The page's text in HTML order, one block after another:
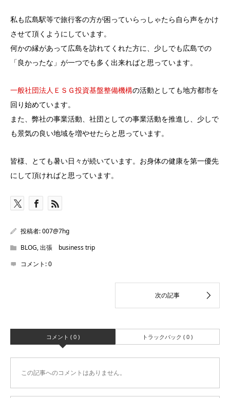
私も広島駅等で旅行客の方が困っていらっしゃたら自ら声をかけ
させて頂くようにしています。
何かの縁があって広島を訪れてくれた方に、少しでも広島での
「良かったな」が一つでも多く出来ればと思っています。
一般社団法人ＥＳＧ投資基盤整備機構の活動としても地方都市を
回り始めています。
また、弊社の事業活動、社団としての事業活動を推進し、少しで
も景気の良い地域を増やせたらと思っています。
皆様、とても暑い日々が続いています。お身体の健康を第一優先
にして頂ければと思っています。
投稿者:007@7hg
BLOG,出張 business trip
コメント:0
コメント ( 0 ) トラックバック ( 0 )
この記事へのコメントはありません。